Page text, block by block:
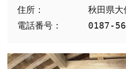
住所：　　　　　秋田県大
電話番号：　　　0187-